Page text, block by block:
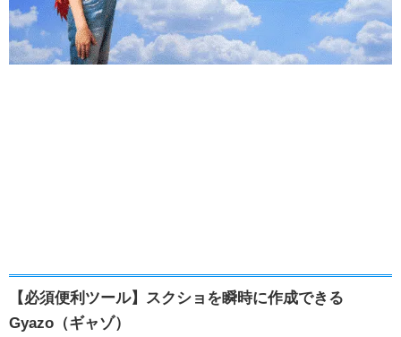
【必須便利ツール】スクショを瞬時に作成できる
Gyazo（ギャゾ）